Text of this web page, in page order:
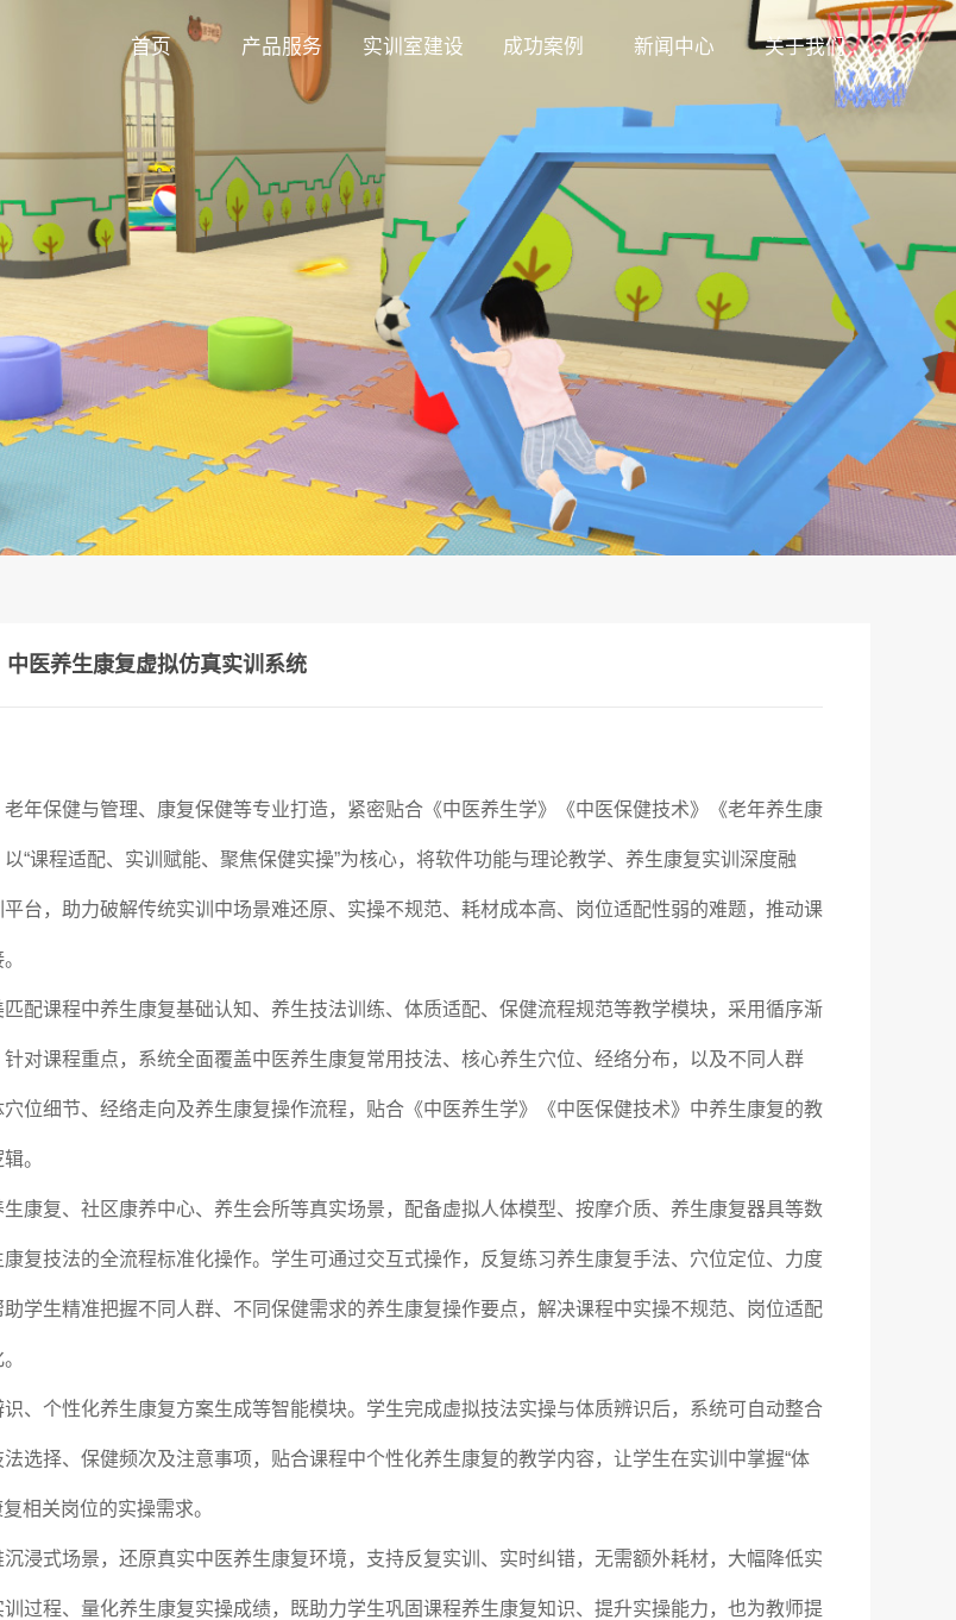
首页 产品服务 实训室建设 成功案例 新闻中心 关于我们
中医养生康复虚拟仿真实训系统
年保健与管理、康复保健等专业打造，紧密贴合《中医养生学》《中医保健技术》《老年养生康
“课程适配、实训赋能、聚焦保健实操”为核心，将软件功能与理论教学、养生康复实训深度融
台，助力破解传统实训中场景难还原、实操不规范、耗材成本高、岗位适配性弱的难题，推动课
配课程中养生康复基础认知、养生技法训练、体质适配、保健流程规范等教学模块，采用循序渐
对课程重点，系统全面覆盖中医养生康复常用技法、核心养生穴位、经络分布，以及不同人群
位细节、经络走向及养生康复操作流程，贴合《中医养生学》《中医保健技术》中养生康复的教
。
康复、社区康养中心、养生会所等真实场景，配备虚拟人体模型、按摩介质、养生康复器具等数
复技法的全流程标准化操作。学生可通过交互式操作，反复练习养生康复手法、穴位定位、力度
学生精准把握不同人群、不同保健需求的养生康复操作要点，解决课程中实操不规范、岗位适配
、个性化养生康复方案生成等智能模块。学生完成虚拟技法实操与体质辨识后，系统可自动整合
选择、保健频次及注意事项，贴合课程中个性化养生康复的教学内容，让学生在实训中掌握“体
相关岗位的实操需求。
浸式场景，还原真实中医养生康复环境，支持反复实训、实时纠错，无需额外耗材，大幅降低实
过程、量化养生康复实操成绩，既助力学生巩固课程养生康复知识、提升实操能力，也为教师提